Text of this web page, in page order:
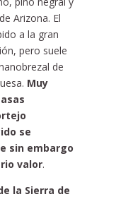
Arizona. El
a la gran
pero suele
de
Muy
se
sin embargo
valor.
la Sierra de